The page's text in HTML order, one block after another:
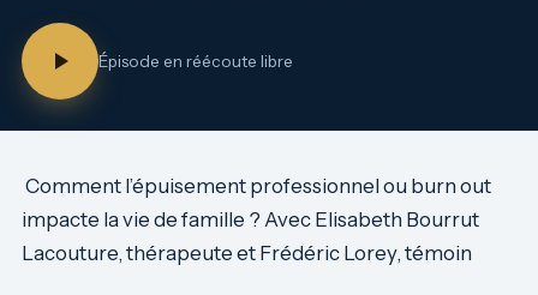
Épisode en réécoute libre
Comment l’épuisement professionnel ou burn out
impacte la vie de famille ? Avec Elisabeth Bourrut
Lacouture, thérapeute et Frédéric Lorey, témoin